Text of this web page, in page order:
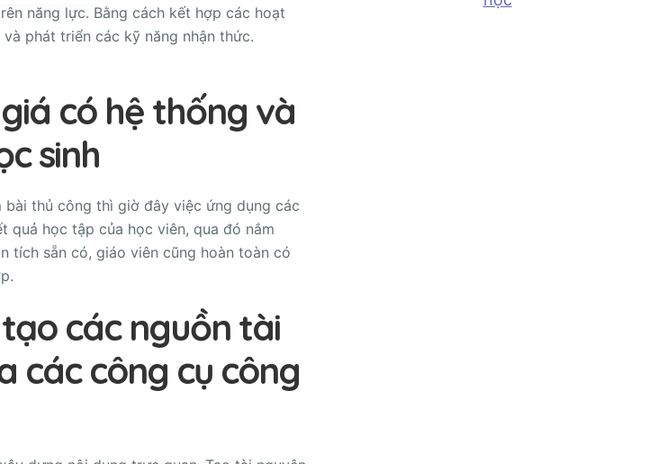
năng lực. Bằng cách kết hợp các hoạt
phát triển các kỹ năng nhận thức.
có hệ thống và
sinh
thủ công thì giờ đây việc ứng dụng các
quả học tập của học viên, qua đó nắm
tích sẵn có, giáo viên cũng hoàn toàn có
các nguồn tài
các công cụ công